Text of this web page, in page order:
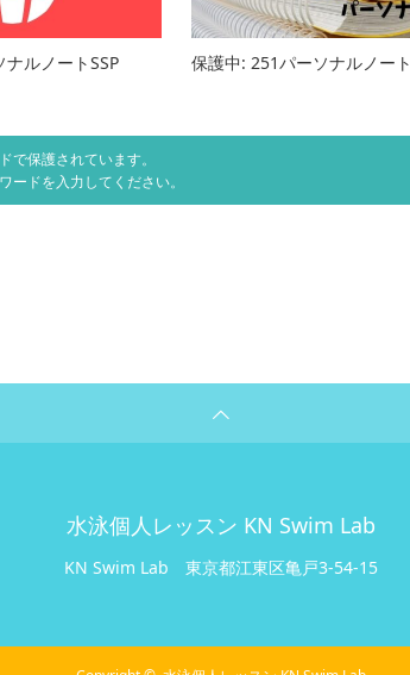
ルノートSSP 保護中: 251パーソナルノート
で保護されています。
ードを入力してください。
水泳個人レッスン KN Swim Lab
KN Swim Lab 東京都江東区亀戸3-54-15